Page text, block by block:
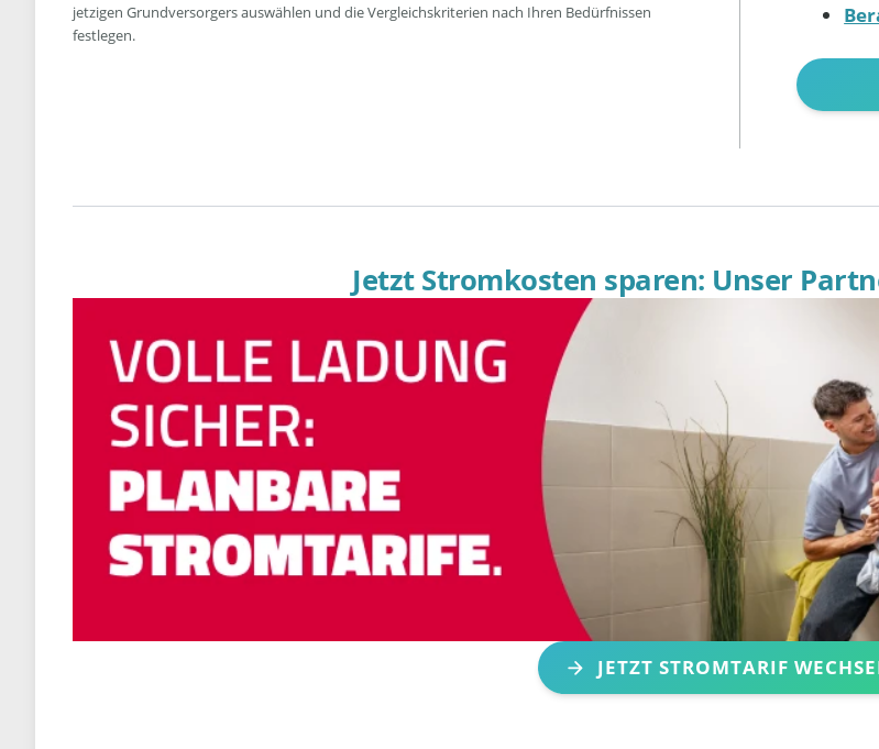
jetzigen Grundversorgers auswählen und die Vergleichskriterien nach Ihren Bedürfnissen
festlegen.
Jetzt Stromkosten sparen: Unser
JETZT STROMTARIF